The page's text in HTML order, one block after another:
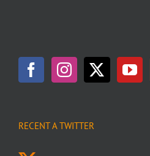
RECENT A TWITTER